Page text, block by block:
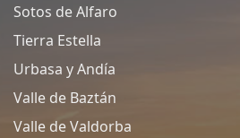
Sotos de Alfaro
Tierra Estella
Urbasa y Andía
Valle de Baztán
Valle de Valdorba